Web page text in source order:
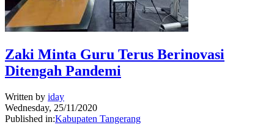
Zaki Minta Guru Terus Berinovasi
Ditengah Pandemi
Written by iday
Wednesday, 25/11/2020
Published in:Kabupaten Tangerang